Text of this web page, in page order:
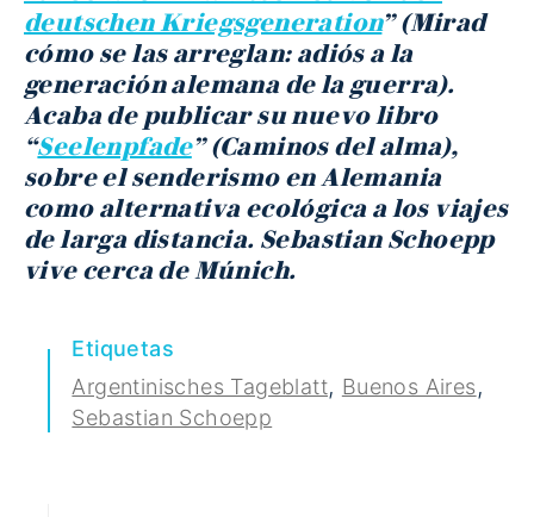
deutschen Kriegsgeneration” (Mirad
cómo se las arreglan: adiós a la
generación alemana de la guerra).
Acaba de publicar su nuevo libro
“Seelenpfade” (Caminos del alma),
sobre el senderismo en Alemania
como alternativa ecológica a los viajes
de larga distancia. Sebastian Schoepp
vive cerca de Múnich.
Etiquetas
Argentinisches Tageblatt, Buenos Aires,
Sebastian Schoepp